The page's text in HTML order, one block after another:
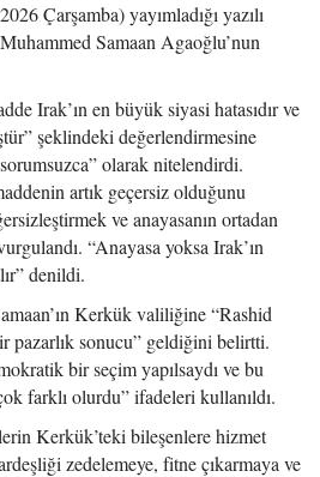
Çarşamba) yayımladığı yazılı
Samaan Agaoğlu’nun
Irak’ın en büyük siyasi hatasıdır ve
şeklindeki değerlendirmesine
olarak nitelendirdi.
artık geçersiz olduğunu
ve anayasanın ortadan
“Anayasa yoksa Irak’ın
denildi.
Kerkük valiliğine “Rashid
pazarlık sonucu” geldiğini belirtti.
bir seçim yapılsaydı ve bu
farklı olurdu” ifadeleri kullanıldı.
Kerkük’teki bileşenlere hizmet
zedelemeye, fitne çıkarmaya ve